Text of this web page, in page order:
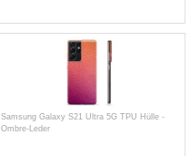
Samsung Galaxy S21 Ultra 5G TPU Hülle -
Ombre-Leder